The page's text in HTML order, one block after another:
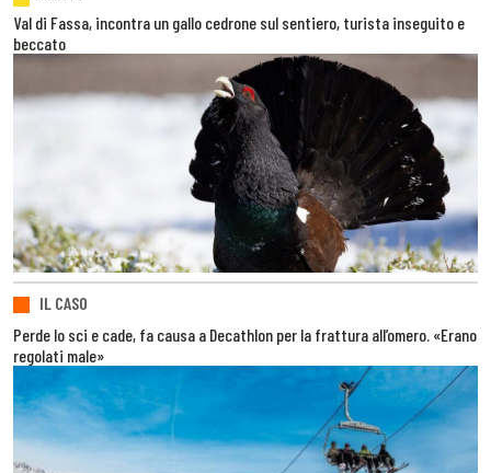
Val di Fassa, incontra un gallo cedrone sul sentiero, turista inseguito e
beccato
IL CASO
Perde lo sci e cade, fa causa a Decathlon per la frattura all’omero. «Erano
regolati male»